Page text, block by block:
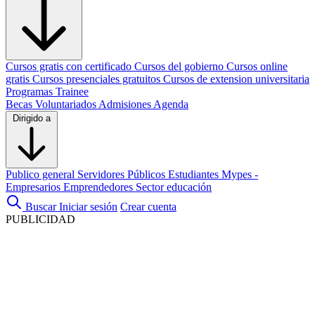
Cursos gratis con certificado Cursos del gobierno Cursos online
gratis Cursos presenciales gratuitos Cursos de extension universitaria
Programas Trainee
Becas Voluntariados Admisiones Agenda
Dirigido a
Publico general Servidores Públicos Estudiantes Mypes -
Empresarios Emprendedores Sector educación
Buscar Iniciar sesión Crear cuenta
PUBLICIDAD